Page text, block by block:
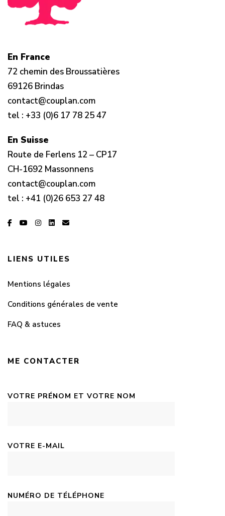
En France
72 chemin des Broussatières
69126 Brindas
contact@couplan.com
tel : +33 (0)6 17 78 25 47
En Suisse
Route de Ferlens 12 – CP17
CH-1692 Massonnens
contact@couplan.com
tel : +41 (0)26 653 27 48
LIENS UTILES
Mentions légales
Conditions générales de vente
FAQ & astuces
ME CONTACTER
VOTRE PRÉNOM ET VOTRE NOM
VOTRE E-MAIL
NUMÉRO DE TÉLÉPHONE